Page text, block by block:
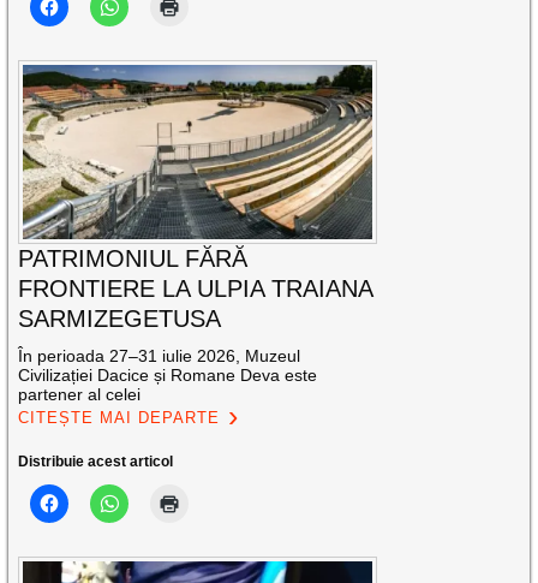
PATRIMONIUL FĂRĂ
FRONTIERE LA ULPIA TRAIANA
SARMIZEGETUSA
În perioada 27–31 iulie 2026, Muzeul
Civilizației Dacice și Romane Deva este
partener al celei
CITEȘTE MAI DEPARTE
Distribuie acest articol